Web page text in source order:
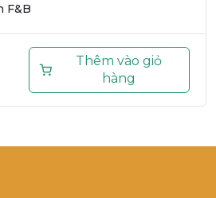
F&B
Thêm vào giỏ
hàng